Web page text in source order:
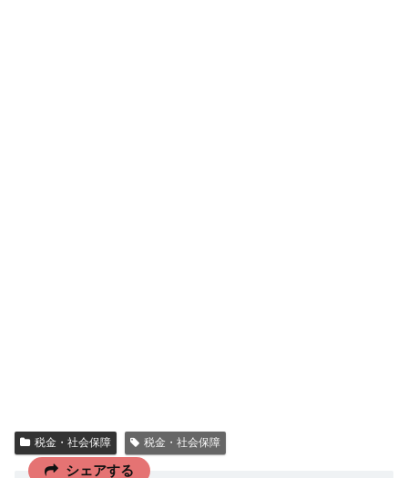
税金・社会保障 税金・社会保障
シェアする